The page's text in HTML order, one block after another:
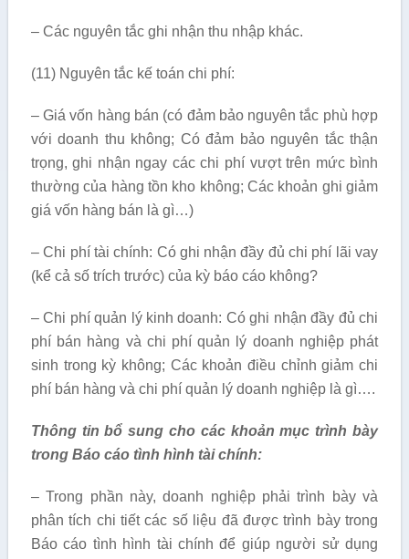
– Các nguyên tắc ghi nhận thu nhập khác.
(11) Nguyên tắc kế toán chi phí:
– Giá vốn hàng bán (có đảm bảo nguyên tắc phù hợp
với doanh thu không; Có đảm bảo nguyên tắc thận
trọng, ghi nhận ngay các chi phí vượt trên mức bình
thường của hàng tồn kho không; Các khoản ghi giảm
giá vốn hàng bán là gì…)
– Chi phí tài chính: Có ghi nhận đầy đủ chi phí lãi vay
(kể cả số trích trước) của kỳ báo cáo không?
– Chi phí quản lý kinh doanh: Có ghi nhận đầy đủ chi
phí bán hàng và chi phí quản lý doanh nghiệp phát
sinh trong kỳ không; Các khoản điều chỉnh giảm chi
phí bán hàng và chi phí quản lý doanh nghiệp là gì….
Thông tin bổ sung cho các khoản mục trình bày
trong Báo cáo tình hình tài chính:
– Trong phần này, doanh nghiệp phải trình bày và
phân tích chi tiết các số liệu đã được trình bày trong
Báo cáo tình hình tài chính để giúp người sử dụng